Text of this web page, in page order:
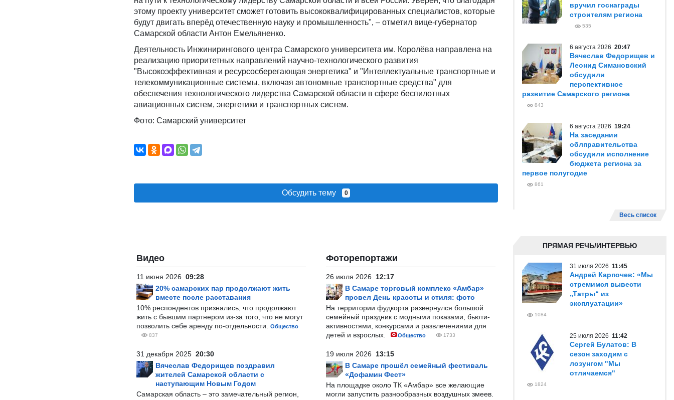
этому проекту университет сможет готовить высококвалифицированных специалистов, которые
будут двигать вперёд отечественную науку и промышленность", – отметил вице-губернатор
Самарской области Антон Емельяненко.
Деятельность Инжинирингового центра Самарского университета им. Королёва направлена на
реализацию приоритетных направлений научно-технологического развития
"Высокоэффективная и ресурсосберегающая энергетика" и "Интеллектуальные транспортные и
телекоммуникационные системы, включая автономные транспортные средства" для
обеспечения технологического лидерства Самарской области в сфере беспилотных
авиационных систем, энергетики и транспортных систем.
Фото: Самарский университет
Обсудить тему 0
Видео
11 июня 2026 09:28
20% самарских пар продолжают жить
вместе после расставания
10% респондентов признались, что продолжают
жить с бывшим партнером из-за того, что не могут
позволить себе аренду по-отдельности.
Общество
837
31 декабря 2025 20:30
Вячеслав Федорищев поздравил
жителей Самарской области с
наступающим Новым Годом
Самарская область – это замечательный регион,
Фоторепортажи
26 июля 2026 12:17
В Самаре торговый комплекс «Амбар»
провел День красоты и стиля: фото
На территории фудкорта развернулся большой
семейный праздник с модными показами, бьюти-
активностями, конкурсами и развлечениями для
детей и взрослых.
Общество 1733
19 июля 2026 13:15
В Самаре прошёл семейный фестиваль
«Дофамин Фест»
На площадке около ТК «Амбар» все желающие
могли запустить разнообразных воздушных змеев.
вручил госнаграды
строителям региона
535
6 августа 2026 20:47
Вячеслав Федорищев и
Леонид Симановский
обсудили
перспективное
развитие Самарского региона
843
6 августа 2026 19:24
На заседании
облправительства
обсудили исполнение
бюджета региона за
первое полугодие
861
Весь список
ПРЯМАЯ РЕЧЬ/ИНТЕРВЬЮ
31 июля 2026 11:45
Андрей Карпочев: «Мы
стремимся вывести
„Татры“ из
эксплуатации»
1084
25 июля 2026 11:42
Сергей Булатов: В
сезон заходим с
лозунгом "Мы
отличаемся"
1824